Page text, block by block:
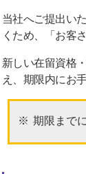
当社へご提出い
くため、「お客
新しい在留資格
え、期限内にお
期限まで